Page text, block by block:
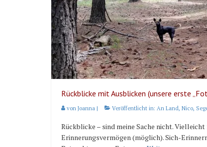
Rückblicke mit Ausblicken (unsere erste
von Joanna | Veröffentlicht in: An Land, Nico,
Rückblicke – sind meine Sache nicht.
Erinnerungsvermögen (möglich). Sich-